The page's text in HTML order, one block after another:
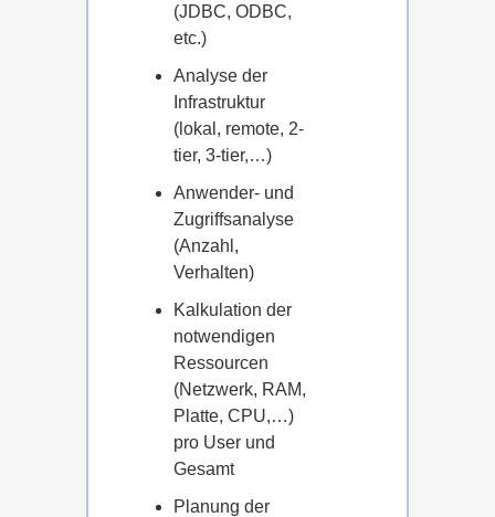
(JDBC, ODBC,
etc.)
Analyse der
Infrastruktur
(lokal, remote, 2-
tier, 3-tier,…)
Anwender- und
Zugriffsanalyse
(Anzahl,
Verhalten)
Kalkulation der
notwendigen
Ressourcen
(Netzwerk, RAM,
Platte, CPU,…)
pro User und
Gesamt
Planung der